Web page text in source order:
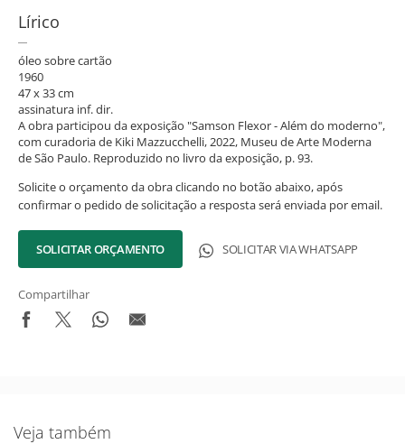
Lírico
óleo sobre cartão
1960
47 x 33 cm
assinatura inf. dir.
A obra participou da exposição "Samson Flexor - Além do moderno",
com curadoria de Kiki Mazzucchelli, 2022, Museu de Arte Moderna
de São Paulo. Reproduzido no livro da exposição, p. 93.
Solicite o orçamento da obra clicando no botão abaixo, após
confirmar o pedido de solicitação a resposta será enviada por email.
SOLICITAR ORÇAMENTO SOLICITAR VIA WHATSAPP
Compartilhar
Veja também